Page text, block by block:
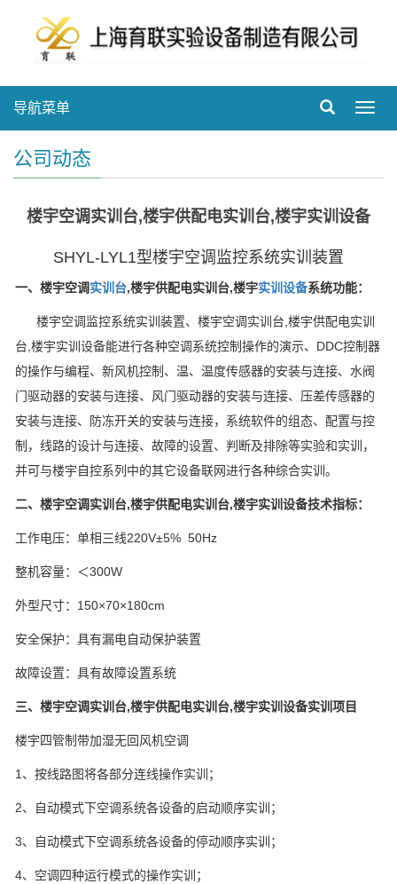
导航菜单
公司动态
楼宇空调实训台,楼宇供配电实训台,楼宇实训设备
SHYL-LYL1型楼宇空调监控系统实训装置
一、楼宇空调实训台,楼宇供配电实训台,楼宇实训设备系统功能：
楼宇空调监控系统实训装置、楼宇空调实训台,楼宇供配电实训
台,楼宇实训设备能进行各种空调系统控制操作的演示、DDC控制器
的操作与编程、新风机控制、温、温度传感器的安装与连接、水阀
门驱动器的安装与连接、风门驱动器的安装与连接、压差传感器的
安装与连接、防冻开关的安装与连接，系统软件的组态、配置与控
制，线路的设计与连接、故障的设置、判断及排除等实验和实训，
并可与楼宇自控系列中的其它设备联网进行各种综合实训。
二、楼宇空调实训台,楼宇供配电实训台,楼宇实训设备技术指标：
工作电压：单相三线220V±5% 50Hz
整机容量：＜300W
外型尺寸：150×70×180cm
安全保护：具有漏电自动保护装置
故障设置：具有故障设置系统
三、楼宇空调实训台,楼宇供配电实训台,楼宇实训设备实训项目
楼宇四管制带加湿无回风机空调
1、按线路图将各部分连线操作实训；
2、自动模式下空调系统各设备的启动顺序实训；
3、自动模式下空调系统各设备的停动顺序实训；
4、空调四种运行模式的操作实训；